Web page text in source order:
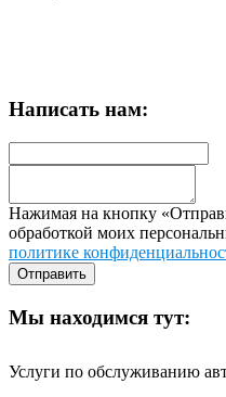
Написать нам:
Нажимая на кнопку
обработкой моих
политике
Мы находимся тут:
Услуги по обслуживанию